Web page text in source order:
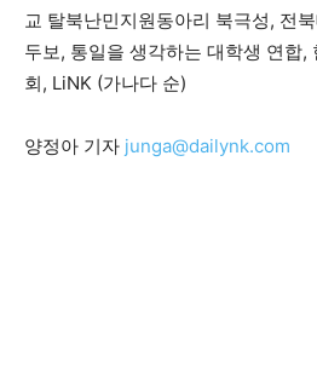
교 탈북난민지원동아리 북극성, 전
두보, 통일을 생각하는 대학생 연합,
회, LiNK (가나다 순)
양정아 기자 junga@dailynk.com